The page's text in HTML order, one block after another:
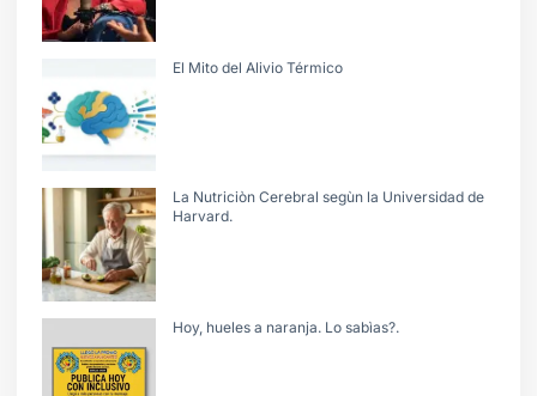
El Mito del Alivio Térmico
La Nutriciòn Cerebral segùn la Universidad de
Harvard.
Hoy, hueles a naranja. Lo sabìas?.